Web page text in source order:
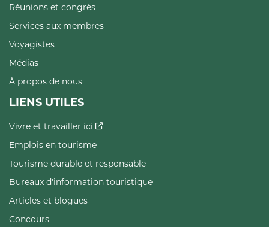
Réunions et congrès
Services aux membres
Voyagistes
Médias
À propos de nous
LIENS UTILES
Vivre et travailler ici
Emplois en tourisme
Tourisme durable et responsable
Bureaux d'information touristique
Articles et blogues
Concours